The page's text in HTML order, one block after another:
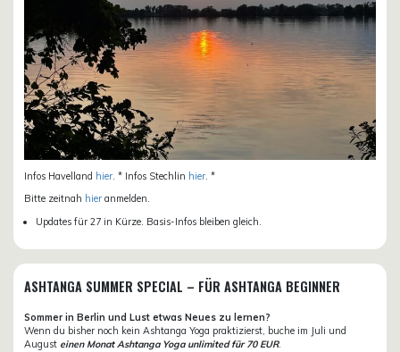
Infos Havelland hier . * Infos Stechlin hier . *
Bitte zeitnah hier anmelden.
Updates für 27 in Kürze. Basis-Infos bleiben gleich.
ASHTANGA SUMMER SPECIAL – FÜR ASHTANGA BEGINNER
Sommer in Berlin und Lust etwas Neues zu lernen?
Wenn du bisher noch kein Ashtanga Yoga praktizierst, buche im Juli und
August einen Monat Ashtanga Yoga unlimited für 70 EUR.